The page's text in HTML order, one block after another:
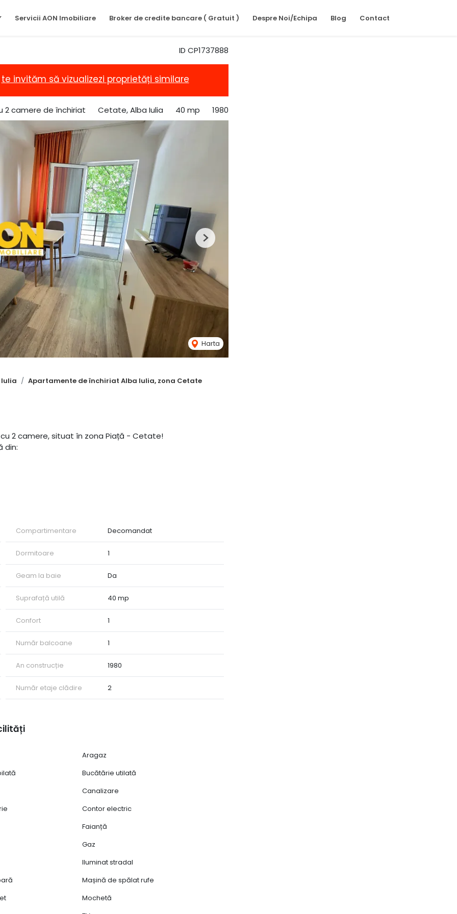
Servicii AON Imobiliare Broker de credite bancare ( Gratuit ) Despre Noi/Echipa Blog Contact
ID CP1737888
te invităm să vizualizezi proprietăți similare
2 camere de închiriat Cetate, Alba Iulia 40 mp 1980
Harta
Next
Apartamente de închiriat Alba Iulia, zona Cetate
2 camere, situat în zona Piață - Cetate!
din:
pe perioadă de minim 12 luni!
Compartimentare Decomandat
Dormitoare 1
Geam la baie Da
Suprafață utilă 40 mp
Confort 1
Număr balcoane 1
An construcție 1980
Număr etaje clădire 2
Aragaz
Bucătărie utilată
Canalizare
Contor electric
Faianță
Gaz
Iluminat stradal
Mașină de spălat rufe
Mochetă